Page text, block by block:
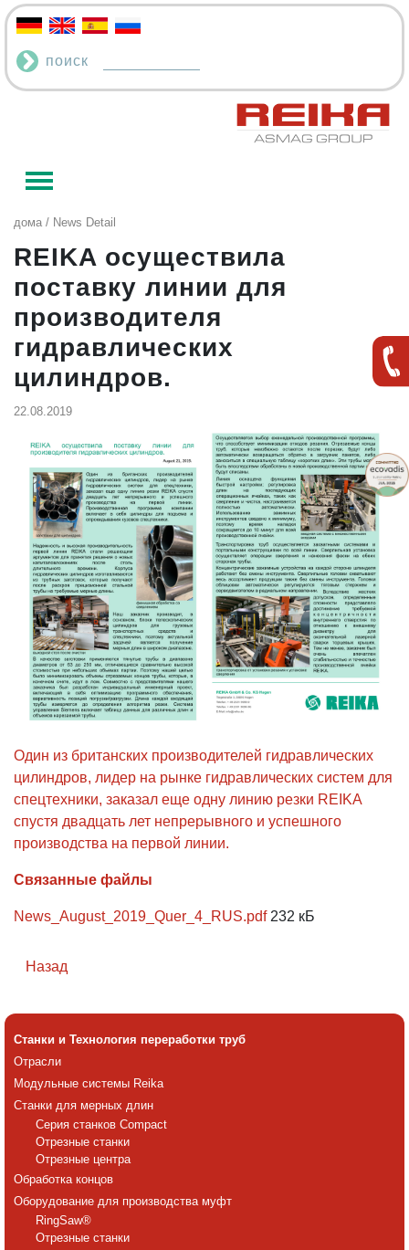
поиск
дома / News Detail
REIKA осуществила
поставку линии для
производителя
гидравлических
цилиндров.
22.08.2019
Один из британских производителей гидравлических
цилиндров, лидер на рынке гидравлических систем для
спецтехники, заказал еще одну линию резки REIKA
спустя двадцать лет непрерывного и успешного
производства на первой линии.
Связанные файлы
News_August_2019_Quer_4_RUS.pdf 232 кБ
Назад
Станки и Технология переработки труб
Отрасли
Модульные системы Reika
Станки для мерных длин
Серия станков Compact
Отрезные станки
Отрезные центра
Обработка концов
Оборудование для производства муфт
RingSaw®
Отрезные станки